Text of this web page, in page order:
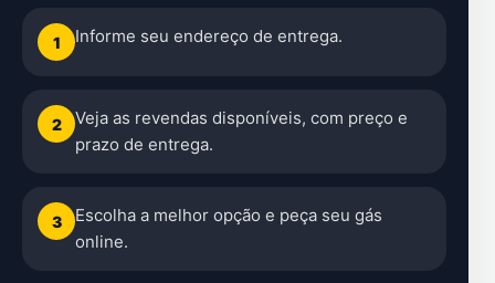
1 Informe seu endereço de entrega.
2
Veja as revendas disponíveis, com preço e
prazo de entrega.
3
Escolha a melhor opção e peça seu gás
online.